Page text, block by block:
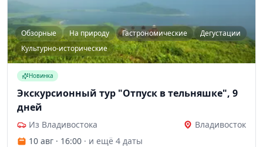
Обзорные На природу Гастрономические
Дегустации
Культурно-исторические
Новинка
Экскурсионный тур "Отпуск в тельняшке", 9
дней
Из Владивостока
Владивосток
10 авг · 16:00 · и ещё 4 даты